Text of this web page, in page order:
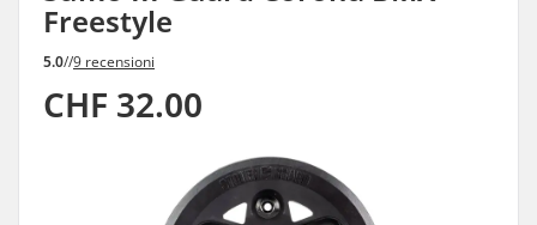
Freestyle
5.0//9 recensioni
CHF 32.00